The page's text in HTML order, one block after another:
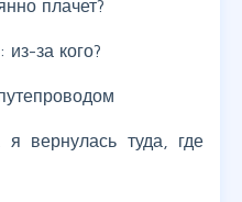
плачет?
за кого?
я вернулась туда, где